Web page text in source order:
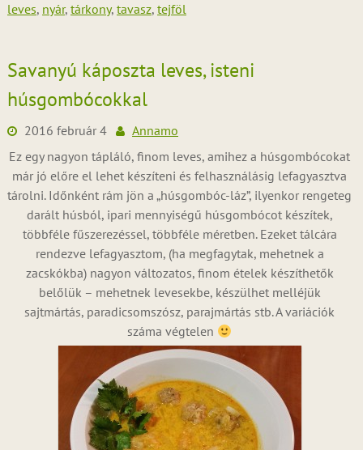
leves, nyár, tárkony, tavasz, tejföl
Savanyú káposzta leves, isteni
húsgombócokkal
2016 február 4
Annamo
Ez egy nagyon tápláló, finom leves, amihez a húsgombócokat
már jó előre el lehet készíteni és felhasználásig lefagyasztva
tárolni. Időnként rám jön a „húsgombóc-láz”, ilyenkor rengeteg
darált húsból, ipari mennyiségű húsgombócot készítek,
többféle fűszerezéssel, többféle méretben. Ezeket tálcára
rendezve lefagyasztom, (ha megfagytak, mehetnek a
zacskókba) nagyon változatos, finom ételek készíthetők
belőlük – mehetnek levesekbe, készülhet melléjük
sajtmártás, paradicsomszósz, parajmártás stb. A variációk
száma végtelen